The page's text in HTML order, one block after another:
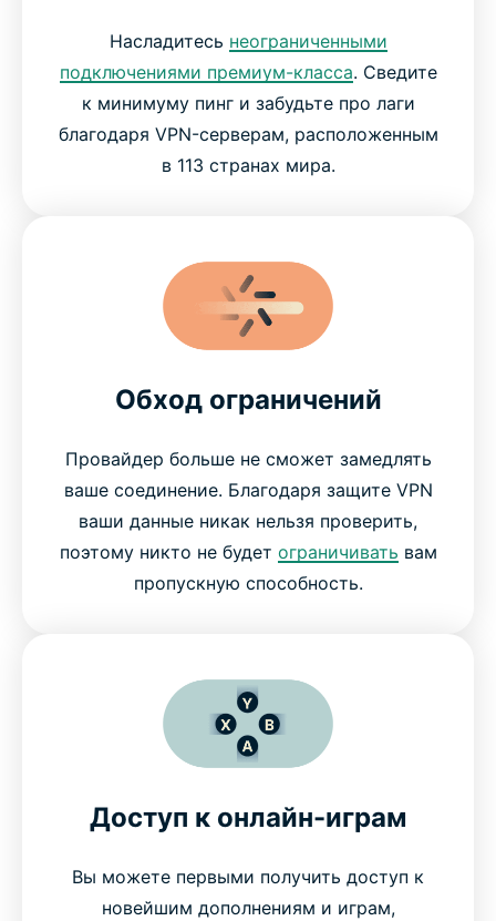
Насладитесь неограниченными
подключениями премиум-класса. Сведите
к минимуму пинг и забудьте про лаги
благодаря VPN-серверам, расположенным
в 113 странах мира.
Обход ограничений
Провайдер больше не сможет замедлять
ваше соединение. Благодаря защите VPN
ваши данные никак нельзя проверить,
поэтому никто не будет ограничивать вам
пропускную способность.
Доступ к онлайн-играм
Вы можете первыми получить доступ к
новейшим дополнениям и играм,